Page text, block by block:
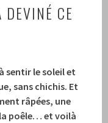
DEVINÉ CE
sentir le soleil et
sans chichis. Et
râpées, une
poêle… et voilà